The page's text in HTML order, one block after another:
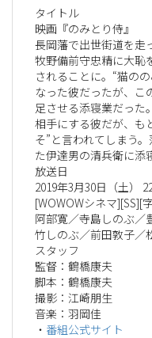
タイトル
映画『のみとり侍』
長岡藩で出世街道を走
牧野備前守忠精に大恥
されることに。“猫の
なった彼だったが、こ
足させる添寝業だった
相手にする彼だが、も
そ”と言われてしまう
た伊達男の清兵衛に添
放送日
2019年3月30日（土）
[WOWOWシネマ][SS][
阿部寛／寺島しのぶ／
竹しのぶ／前田敦子／
スタッフ
監督：鶴橋康夫
脚本：鶴橋康夫
撮影：江崎朋生
音楽：羽岡佳
・ 番組公式サイト